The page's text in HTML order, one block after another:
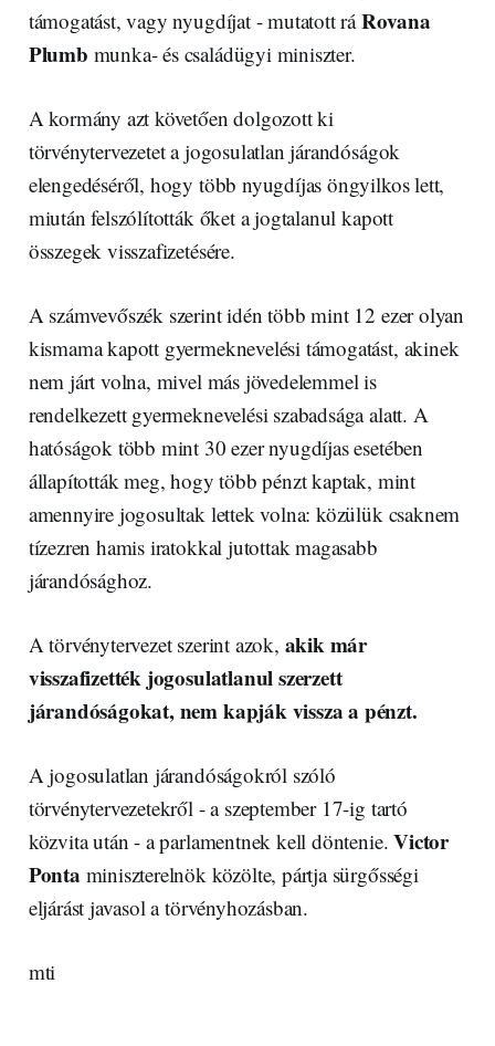
támogatást, vagy nyugdíjat - mutatott ráRovana
Plumb munka- és családügyi miniszter.
A kormány azt követően dolgozott ki
törvénytervezetet a jogosulatlan járandóságok
elengedéséről, hogy több nyugdíjas öngyilkos lett,
miután felszólították őket a jogtalanul kapott
összegek visszafizetésére.
A számvevőszék szerint idén több mint 12 ezer olyan
kismama kapott gyermeknevelési támogatást, akinek
nem járt volna, mivel más jövedelemmel is
rendelkezett gyermeknevelési szabadsága alatt. A
hatóságok több mint 30 ezer nyugdíjas esetében
állapították meg, hogy több pénzt kaptak, mint
amennyire jogosultak lettek volna: közülük csaknem
tízezren hamis iratokkal jutottak magasabb
járandósághoz.
A törvénytervezet szerint azok, akik már
visszafizették jogosulatlanul szerzett
járandóságokat, nem kapják vissza a pénzt.
A jogosulatlan járandóságokról szóló
törvénytervezetekről - a szeptember 17-ig tartó
közvita után - a parlamentnek kell döntenie.Victor
Ponta miniszterelnök közölte, pártja sürgősségi
eljárást javasol a törvényhozásban.
mti